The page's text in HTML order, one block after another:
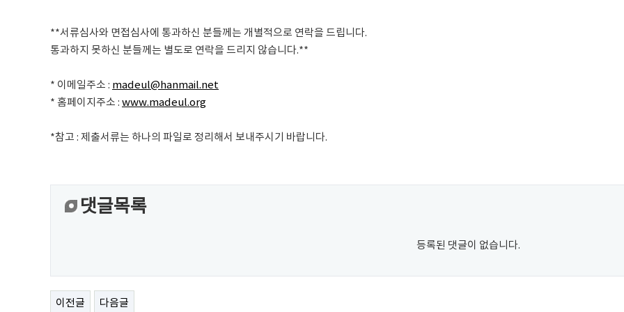
**서류심사와 면접심사에 통과하신 분들께는 개별적으로 연락을 드립니다.
통과하지 못하신 분들께는 별도로 연락을 드리지 않습니다.**
* 이메일주소 : madeul@hanmail.net
* 홈페이지주소 : www.madeul.org
*참고 : 제출서류는 하나의 파일로 정리해서 보내주시기 바랍니다.
댓글목록
등록된 댓글이 없습니다.
이전글 다음글